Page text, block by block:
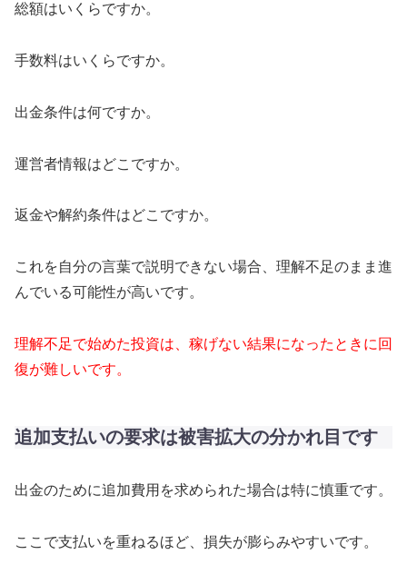
総額はいくらですか。
手数料はいくらですか。
出金条件は何ですか。
運営者情報はどこですか。
返金や解約条件はどこですか。
これを自分の言葉で説明できない場合、理解不足のまま進
んでいる可能性が高いです。
理解不足で始めた投資は、稼げない結果になったときに回
復が難しいです。
追加支払いの要求は被害拡大の分かれ目です
出金のために追加費用を求められた場合は特に慎重です。
ここで支払いを重ねるほど、損失が膨らみやすいです。